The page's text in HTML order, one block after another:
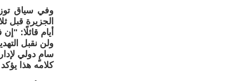
وفي سياق
الجزيرة قبل
أيام قائلًا:
ولن نقبل
سامٍ دولي
كلامه هذا